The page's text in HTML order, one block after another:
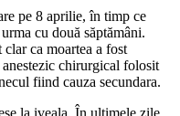
pe 8 aprilie, în timp ce
cu două săptămâni.
ca moartea a fost
chirurgical folosit
fiind cauza secundara.